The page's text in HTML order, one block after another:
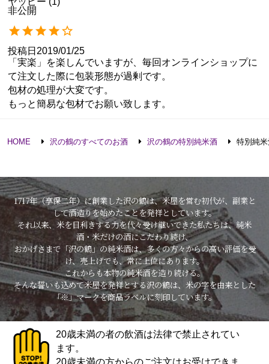
非公開
投稿日 2019/01/25
「実楽」を楽しんでいますが、毎回オンラインショップに
て注文した際に包装形態が過剰です。
包材の処理が大変です。
もっと簡易な包材でお願い致します。
HOME 沢の鶴のすべてのお酒 沢の鶴の特別純米酒 特別純
1717年（享保二年）に創業した沢の鶴は、米屋を営む初代が、副業と
して酒造りを始めたことを発祥としています。
それ以来、米を目利きする力を代々受け継いできた私たちは、純米
酒・米だけの酒にこだわり続け、
おかげさまで「沢の鶴」の純米酒は、多くの方々からの高い評価を受
け、売上げでも、常に上位にあります。
これからも本物の純米酒を造り続ける。
そんな誓いも込めて米屋を発祥とする沢の鶴は、米の字を由来とした
「※」マークを商品ラベルに刻印しています。
20歳未満の者の飲酒は法律で禁止されてい
ます。
20歳未満の方からのご注文はお受けできま